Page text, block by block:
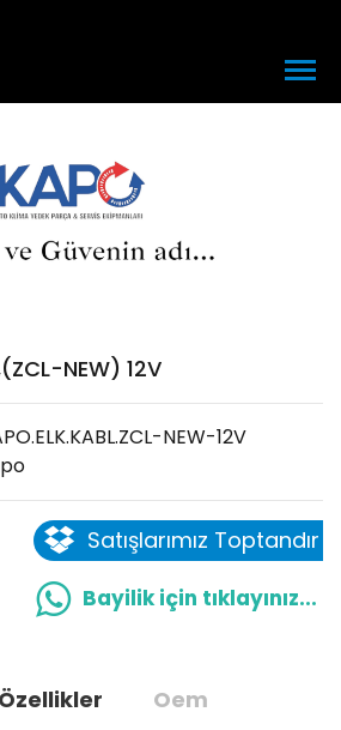
NEW) 12V
NEW-12V
Satışlarımız Toptandır
Bayilik için tıklayınız...
Oem